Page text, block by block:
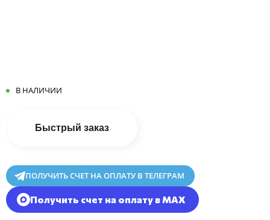
В НАЛИЧИИ
Быстрый заказ
ПОЛУЧИТЬ СЧЕТ НА ОПЛАТУ В ТЕЛЕГРАМ
Получить счет на оплату в MAX